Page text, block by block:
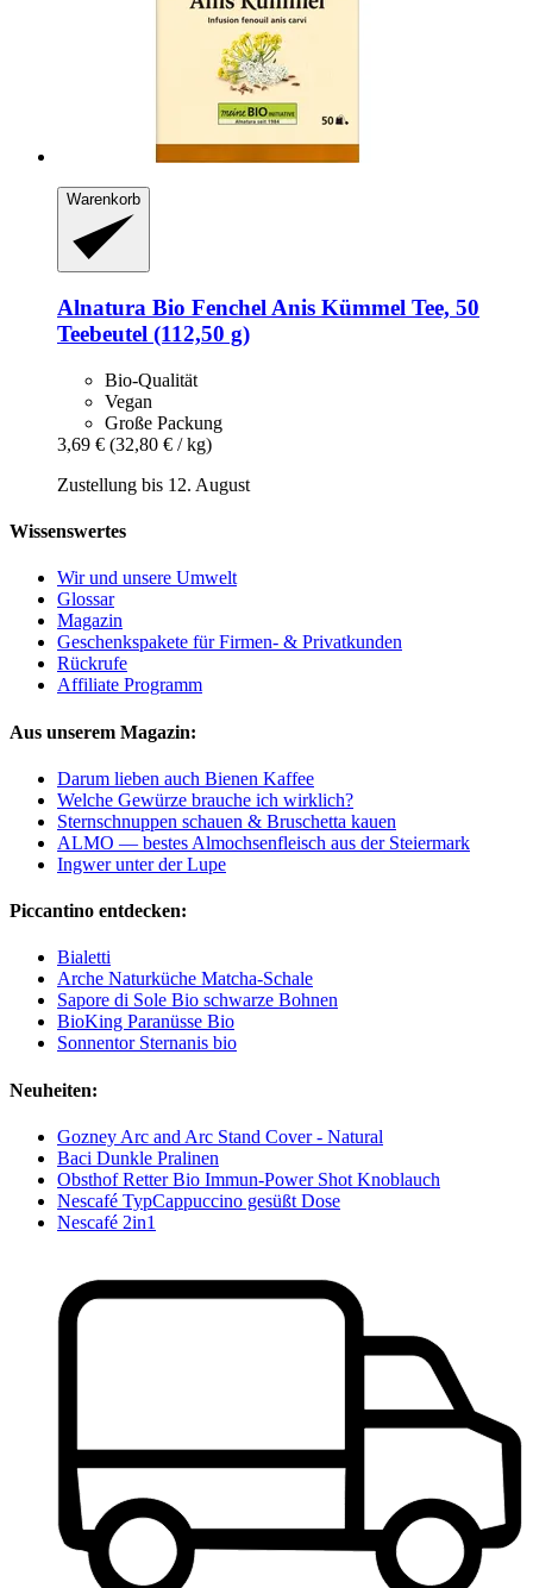
Warenkorb
Alnatura Bio Fenchel Anis Kümmel Tee, 50
Teebeutel (112,50 g)
Bio-Qualität
Vegan
Große Packung
3,69 € (32,80 € / kg)
Zustellung bis 12. August
Wissenswertes
Wir und unsere Umwelt
Glossar
Magazin
Geschenkspakete für Firmen- & Privatkunden
Rückrufe
Affiliate Programm
Aus unserem Magazin:
Darum lieben auch Bienen Kaffee
Welche Gewürze brauche ich wirklich?
Sternschnuppen schauen & Bruschetta kauen
ALMO — bestes Almochsenfleisch aus der Steiermark
Ingwer unter der Lupe
Piccantino entdecken:
Bialetti
Arche Naturküche Matcha-Schale
Sapore di Sole Bio schwarze Bohnen
BioKing Paranüsse Bio
Sonnentor Sternanis bio
Neuheiten:
Gozney Arc and Arc Stand Cover - Natural
Baci Dunkle Pralinen
Obsthof Retter Bio Immun-Power Shot Knoblauch
Nescafé TypCappuccino gesüßt Dose
Nescafé 2in1